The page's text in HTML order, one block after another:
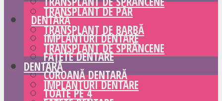
DENTARĂ
IMPLANTURI DENTARE
FAȚETE DENTARE
COROANĂ DENTARĂ
TOATE PE 4
TRANSPLANT DE PĂR
TRANSPLANT DE BARBĂ
TRANSPLANT DE SPRÂNCENE
DENTARĂ
IMPLANTURI DENTARE